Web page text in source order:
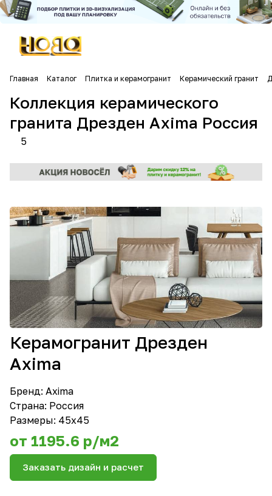
Главная Каталог Плитка и керамогранит Керамический гранит
Коллекция керамического
гранита Дрезден Axima Россия
5
Керамогранит Дрезден
Axima
Бренд: Axima
Страна: Россия
Размеры: 45х45
от 1195.6 р/м2
Заказать дизайн и расчет